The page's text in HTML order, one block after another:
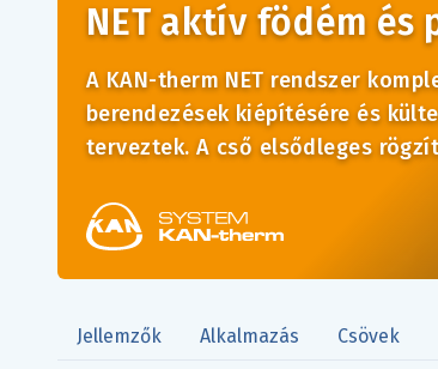
NET aktív födém
A KAN-therm NET rendszer
berendezések kiépítésére és
terveztek. A cső elsődleges
Jellemzők Alkalmazás Csövek